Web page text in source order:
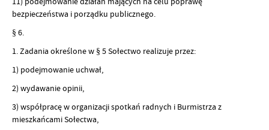
bezpieczeństwa i porządku publicznego.
§ 6.
1. Zadania określone w § 5 Sołectwo realizuje przez:
1) podejmowanie uchwał,
2) wydawanie opinii,
3) współpracę w organizacji spotkań radnych i Burmistrza z
mieszkańcami Sołectwa,